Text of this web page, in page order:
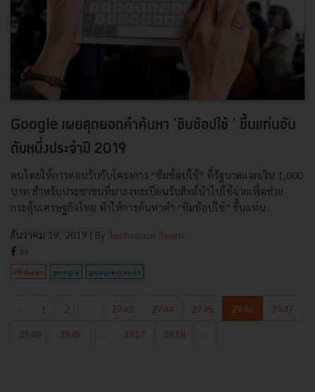
Google เผยสุดยอดคำค้นหา 'ชิมช้อปใช้ ' ขึ้นเเท่นอัน
ดับหนึ่งประจำปี 2019
คนไทยให้การตอบรับกับโครงการ “ชิมช้อปใช้” ที่รัฐบาลแจกเงิน 1,000
บาท สำหรับประชาชนที่มาลงทะเบียนรับสิทธิ์นำไปใช้จ่ายเพื่อช่วย
กระตุ้นเศรษฐกิจไทย ทำให้การค้นหาคำ “ชิมช้อปใช้” ขึ้นแท่น...
ธันวาคม 19, 2019 | By Techsauce Team
39
PR News google google-trends
‹ 1 2 2943 2944 2945 2946
2947
2948
2949 3917 3918 ›